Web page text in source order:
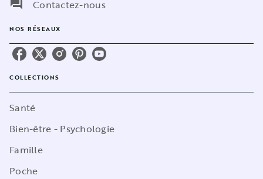
question_answer
Contactez-nous
NOS RÉSEAUX
COLLECTIONS
Santé
Bien-être - Psychologie
Famille
Poche